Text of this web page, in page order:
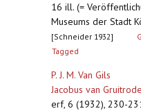
16 ill. (=
Museums der Stadt
[Schneider 1932]
Tagged
P. J. M. Van Gils
Jacobus van
erf, 6 (1932), 230-